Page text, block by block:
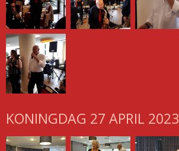
KONINGDAG 27 APRIL 2023